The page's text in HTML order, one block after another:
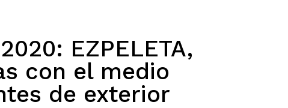
EZPELETA,
con el medio
de exterior